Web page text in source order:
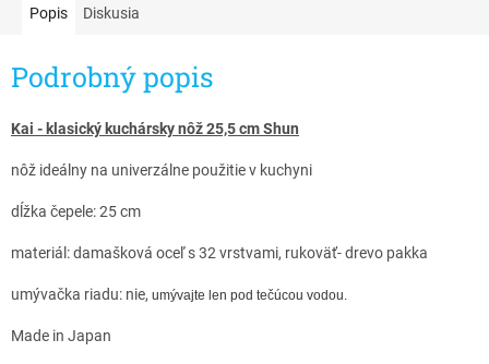
Popis Diskusia
Podrobný popis
Kai - klasický kuchársky nôž 25,5 cm Shun​
nôž ideálny na univerzálne použitie v kuchyni
dĺžka čepele: 25 cm
materiál: damašková oceľ s 32 vrstvami, rukoväť- drevo pakka
umývačka riadu: nie, umývajte len pod tečúcou vodou.
Made in Japan